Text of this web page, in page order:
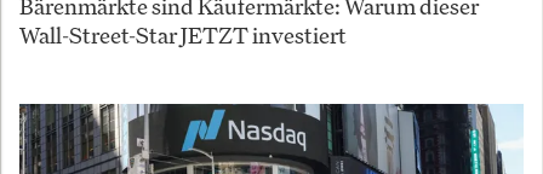
Bärenmärkte sind Käufermärkte: Warum dieser
Wall-Street-Star JETZT investiert